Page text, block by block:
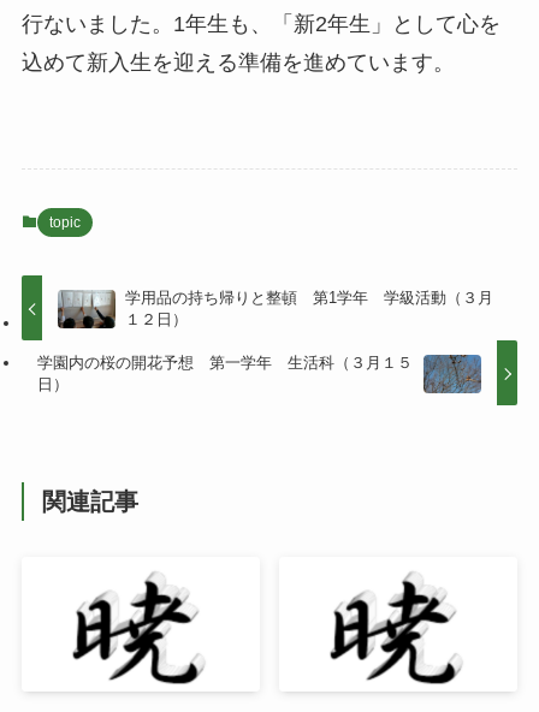
行ないました。1年生も、「新2年生」として心を
込めて新入生を迎える準備を進めています。
topic
学用品の持ち帰りと整頓 第1学年 学級活動（３月
１２日）
学園内の桜の開花予想 第一学年 生活科（３月１５
日）
関連記事